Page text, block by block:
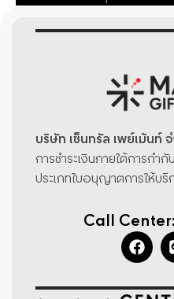
บริษัท เซ็นทรัล เพย์เม้นท์
การชำระเงินภายใต้การกำ
ประเภทใบอนุญาตการให้บ
Call